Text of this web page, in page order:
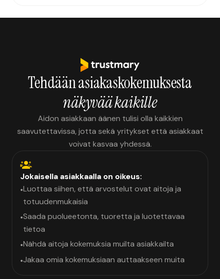
Tehdään asiakaskokemuksesta
näkyvää kaikille
Aidon asiakkaan äänen tulisi olla kaikkien
saavutettavissa, jotta sekä yritykset että asiakkaat
voivat kasvaa yhdessä.
Jokaisella asiakkaalla on oikeus:
•Luottaa siihen, että arvostelut ovat aitoja ja
totuudenmukaisia
•Saada puolueetonta, tuoretta ja luotettavaa
tietoa
•Nähdä aitoja kokemuksia muilta asiakkailta
•Jakaa omia kokemuksiaan auttaakseen muita